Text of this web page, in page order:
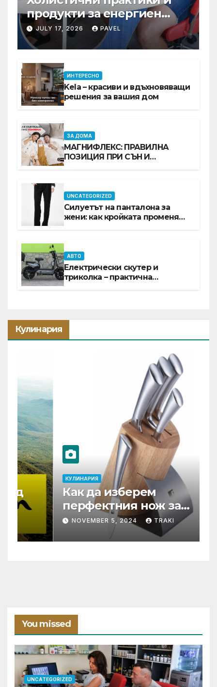
продукти за енергиен
баланс в ежедневието
JULY 17, 2026 PAVEL
ИНТЕРЕСНО
Kela – красиви и вдъхновяващи
решения за вашия дом
ЗА ДОМА
МАГНИФЛЕКС: ПРАВИЛНА
ПОЗИЦИЯ ПРИ СЪН И
UNCATEGORIZED
Силуетът на панталона за
жени: как кройката променя
АВТО
Електрически скутер и
триколка – практична
Кулинария
КУЛИНАРИЯ
Как да изберем
перфектния нож за
нашата кухня?
NOVEMBER 5, 2024 TRAKI
You missed
UNCATEGORIZED